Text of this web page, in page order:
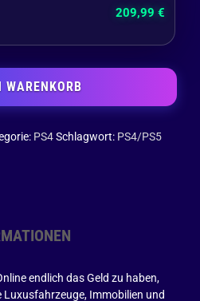
209,99 €
WARENKORB
PS4Schlagwort: PS4/PS5
endlich das Geld zu haben,
Immobilien und